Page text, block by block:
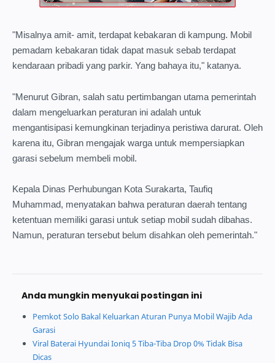
"Misalnya amit- amit, terdapat kebakaran di kampung. Mobil
pemadam kebakaran tidak dapat masuk sebab terdapat
kendaraan pribadi yang parkir. Yang bahaya itu," katanya.
"Menurut Gibran, salah satu pertimbangan utama pemerintah
dalam mengeluarkan peraturan ini adalah untuk
mengantisipasi kemungkinan terjadinya peristiwa darurat. Oleh
karena itu, Gibran mengajak warga untuk mempersiapkan
garasi sebelum membeli mobil.
Kepala Dinas Perhubungan Kota Surakarta, Taufiq
Muhammad, menyatakan bahwa peraturan daerah tentang
ketentuan memiliki garasi untuk setiap mobil sudah dibahas.
Namun, peraturan tersebut belum disahkan oleh pemerintah."
Anda mungkin menyukai postingan ini
Pemkot Solo Bakal Keluarkan Aturan Punya Mobil Wajib Ada
Garasi
Viral Baterai Hyundai Ioniq 5 Tiba-Tiba Drop 0% Tidak Bisa
Dicas